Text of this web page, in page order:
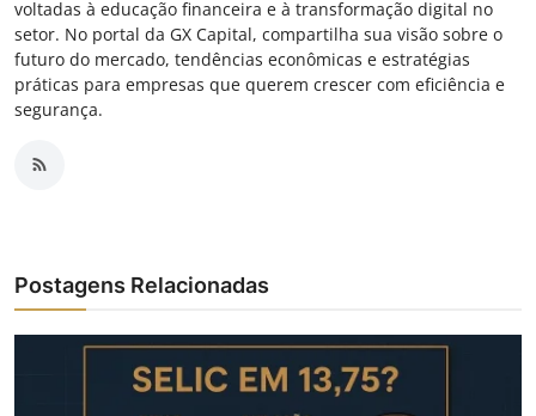
voltadas à educação financeira e à transformação digital no
setor. No portal da GX Capital, compartilha sua visão sobre o
futuro do mercado, tendências econômicas e estratégias
práticas para empresas que querem crescer com eficiência e
segurança.
Postagens Relacionadas